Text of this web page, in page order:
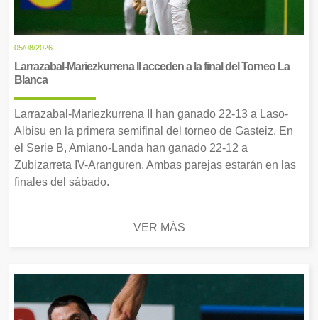
05/08/2026
Larrazabal-Mariezkurrena II acceden a la final del Torneo La
Blanca
Larrazabal-Mariezkurrena II han ganado 22-13 a Laso-
Albisu en la primera semifinal del torneo de Gasteiz. En
el Serie B, Amiano-Landa han ganado 22-12 a
Zubizarreta IV-Aranguren. Ambas parejas estarán en las
finales del sábado.
VER MÁS